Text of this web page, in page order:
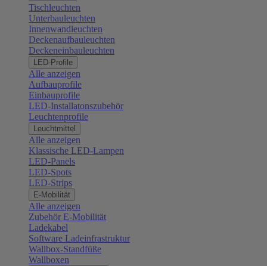
Tischleuchten
Unterbauleuchten
Innenwandleuchten
Deckenaufbauleuchten
Deckeneinbauleuchten
LED-Profile
Alle anzeigen
Aufbauprofile
Einbauprofile
LED-Installatonszubehör
Leuchtenprofile
Leuchtmittel
Alle anzeigen
Klassische LED-Lampen
LED-Panels
LED-Spots
LED-Strips
E-Mobilität
Alle anzeigen
Zubehör E-Mobilität
Ladekabel
Software Ladeinfrastruktur
Wallbox-Standfüße
Wallboxen